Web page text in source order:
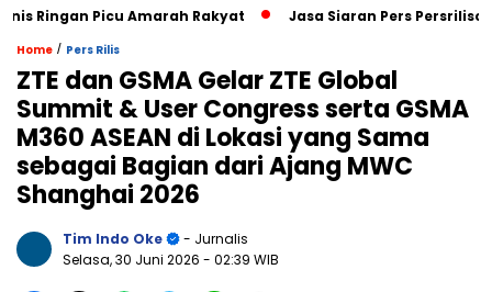
Picu Amarah Rakyat Jasa Siaran Pers Persriliscom
Home / Pers Rilis
ZTE dan GSMA Gelar ZTE Global
Summit & User Congress serta GSMA
M360 ASEAN di Lokasi yang Sama
sebagai Bagian dari Ajang MWC
Shanghai 2026
Tim Indo Oke
- Jurnalis
Selasa, 30 Juni 2026 - 02:39 WIB